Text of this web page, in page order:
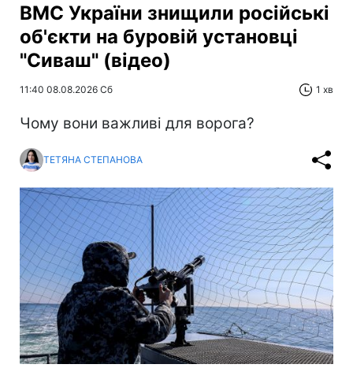
ВМС України знищили російські
об'єкти на буровій установці
"Сиваш" (відео)
11:40 08.08.2026 Сб 1 хв
Чому вони важливі для ворога?
ТЕТЯНА СТЕПАНОВА